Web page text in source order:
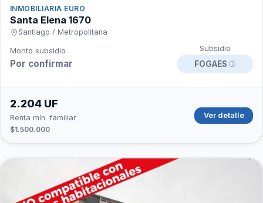
INMOBILIARIA EURO
Santa Elena 1670
Santiago / Metropolitana
Monto subsidio
Por confirmar
Subsidio
FOGAES ⓘ
2.204 UF
Renta mín. familiar
$1.500.000
Ver detalle